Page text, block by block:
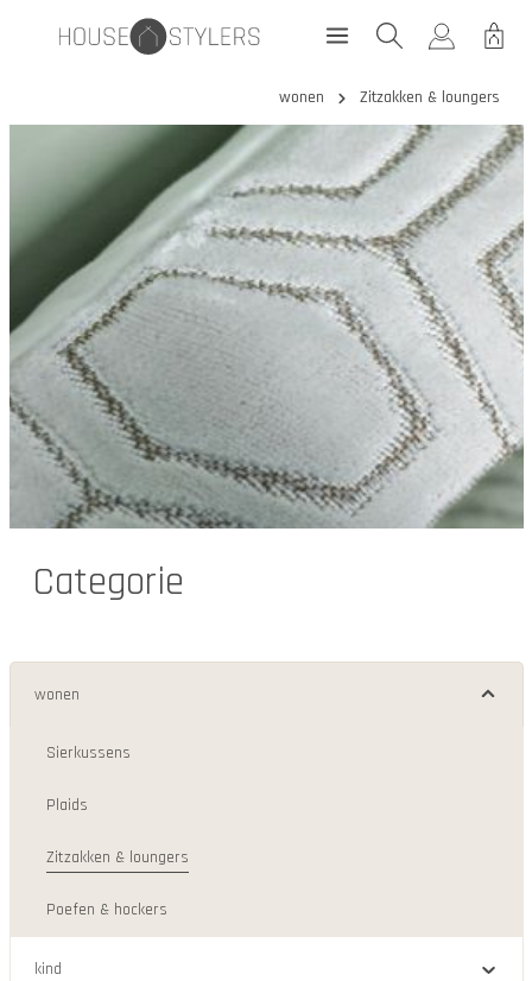
wonen Zitzakken & loungers
Categorie
wonen
Sierkussens
Plaids
Zitzakken & loungers
Poefen & hockers
kind